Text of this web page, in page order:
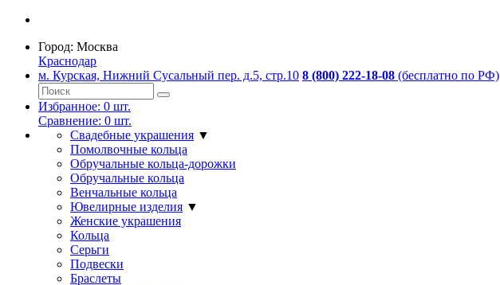
Город: Москва
Краснодар
м. Курская, Нижний Сусальный пер. д.5, стр.10 8 (800) 222-18-08 (бесплатно по РФ)
Избранное: 0 шт.
Сравнение: 0 шт.
Свадебные украшения ▼
Помолвочные кольца
Обручальные кольца-дорожки
Обручальные кольца
Венчальные кольца
Ювелирные изделия ▼
Женские украшения
Кольца
Серьги
Подвески
Браслеты